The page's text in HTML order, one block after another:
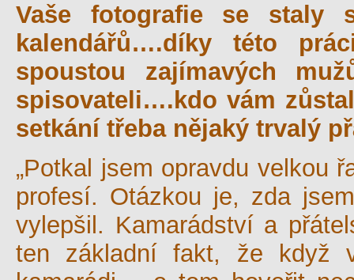
Vaše fotografie se staly
kalendářů….díky této
spoustou zajímavých
spisovateli….kdo vám
setkání třeba nějaký trvalý
„Potkal jsem opravdu velkou
profesí. Otázkou je, zda
vylepšil. Kamarádství a
ten základní fakt, že když